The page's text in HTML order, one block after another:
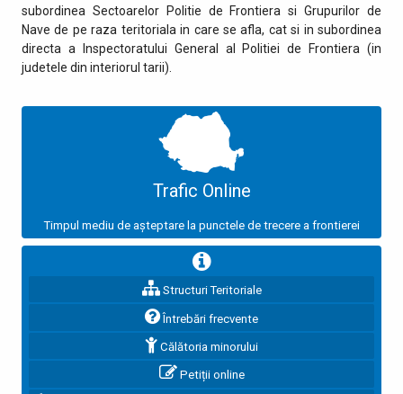
subordinea Sectoarelor Politie de Frontiera si Grupurilor de
Nave de pe raza teritoriala in care se afla, cat si in subordinea
directa a Inspectoratului General al Politiei de Frontiera (in
judetele din interiorul tarii).
Trafic Online
Timpul mediu de așteptare la punctele de trecere a frontierei
Structuri Teritoriale
Întrebări frecvente
Călătoria minorului
Petiții online